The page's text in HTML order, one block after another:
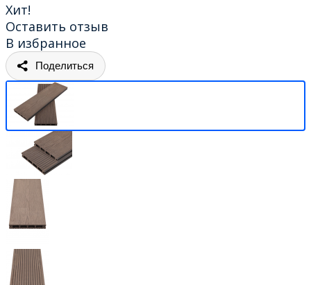
Хит!
Оставить отзыв
В избранное
Поделиться